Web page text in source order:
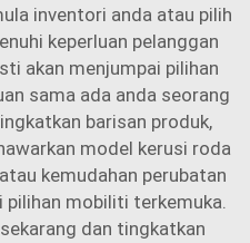
inventori anda atau pilih
keperluan pelanggan
akan menjumpai pilihan
sama ada anda seorang
barisan produk,
model kerusi roda
kemudahan perubatan
mobiliti terkemuka.
dan tingkatkan